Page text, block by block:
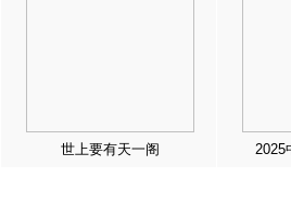
世上要有天一阁 2025